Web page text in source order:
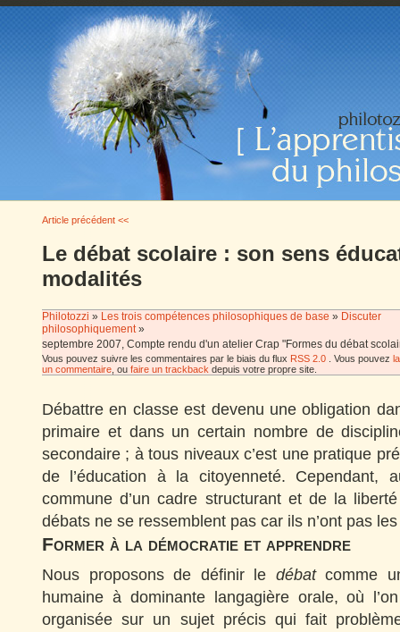
Article précédent <<
Le débat scolaire : son sens
modalités
Philotozzi » Les trois compétences philosophiques de base » Discuter
philosophiquement»
septembre 2007, Compte rendu d'un atelier Crap "Formes du débat
Vous pouvez suivre les commentaires par le biais du flux RSS 2.0 . Vous pouvez
un commentaire , ou faire un trackback depuis votre propre site.
Débattre en classe est devenu une obligation
primaire et dans un certain nombre de
secondaire ; à tous niveaux c’est une pratique
de l’éducation à la citoyenneté. Cependant,
commune d’un cadre structurant et de la
débats ne se ressemblent pas car ils n’ont pas
Former à la démocratie et apprendre
Nous proposons de définir le débatcomme
humaine à dominante langagière orale, où
organisée sur un sujet précis qui fait